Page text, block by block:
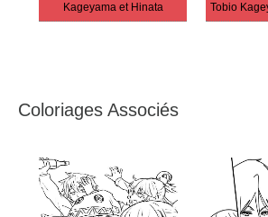
Kageyama et Hinata
Coloriages Associés